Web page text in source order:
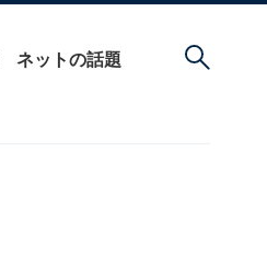
ネットの話題